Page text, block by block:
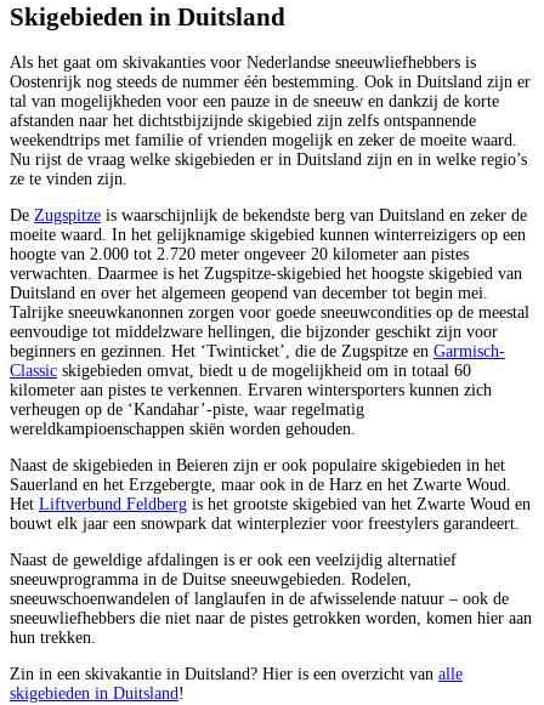
Skigebieden in Duitsland
Als het gaat om skivakanties voor Nederlandse sneeuwliefhebbers is
Oostenrijk nog steeds de nummer één bestemming. Ook in Duitsland zijn er
tal van mogelijkheden voor een pauze in de sneeuw en dankzij de korte
afstanden naar het dichtstbijzijnde skigebied zijn zelfs ontspannende
weekendtrips met familie of vrienden mogelijk en zeker de moeite waard.
Nu rijst de vraag welke skigebieden er in Duitsland zijn en in welke regio’s
ze te vinden zijn.
De Zugspitze is waarschijnlijk de bekendste berg van Duitsland en zeker de
moeite waard. In het gelijknamige skigebied kunnen winterreizigers op een
hoogte van 2.000 tot 2.720 meter ongeveer 20 kilometer aan pistes
verwachten. Daarmee is het Zugspitze-skigebied het hoogste skigebied van
Duitsland en over het algemeen geopend van december tot begin mei.
Talrijke sneeuwkanonnen zorgen voor goede sneeuwcondities op de meestal
eenvoudige tot middelzware hellingen, die bijzonder geschikt zijn voor
beginners en gezinnen. Het ‘Twinticket’, die de Zugspitze en Garmisch-
Classic skigebieden omvat, biedt u de mogelijkheid om in totaal 60
kilometer aan pistes te verkennen. Ervaren wintersporters kunnen zich
verheugen op de ‘Kandahar’-piste, waar regelmatig
wereldkampioenschappen skiën worden gehouden.
Naast de skigebieden in Beieren zijn er ook populaire skigebieden in het
Sauerland en het Erzgebergte, maar ook in de Harz en het Zwarte Woud.
Het Liftverbund Feldberg is het grootste skigebied van het Zwarte Woud en
bouwt elk jaar een snowpark dat winterplezier voor freestylers garandeert.
Naast de geweldige afdalingen is er ook een veelzijdig alternatief
sneeuwprogramma in de Duitse sneeuwgebieden. Rodelen,
sneeuwschoenwandelen of langlaufen in de afwisselende natuur – ook de
sneeuwliefhebbers die niet naar de pistes getrokken worden, komen hier aan
hun trekken.
Zin in een skivakantie in Duitsland? Hier is een overzicht van alle
skigebieden in Duitsland!